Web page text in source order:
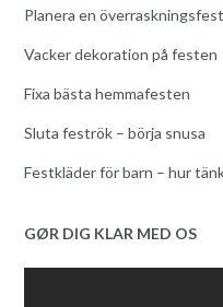
Planera en
Vacker dekoration på festen
Fixa bästa hemmafesten
Sluta feströk – börja snusa
Festkläder för barn – hur
GØR DIG KLAR MED OS